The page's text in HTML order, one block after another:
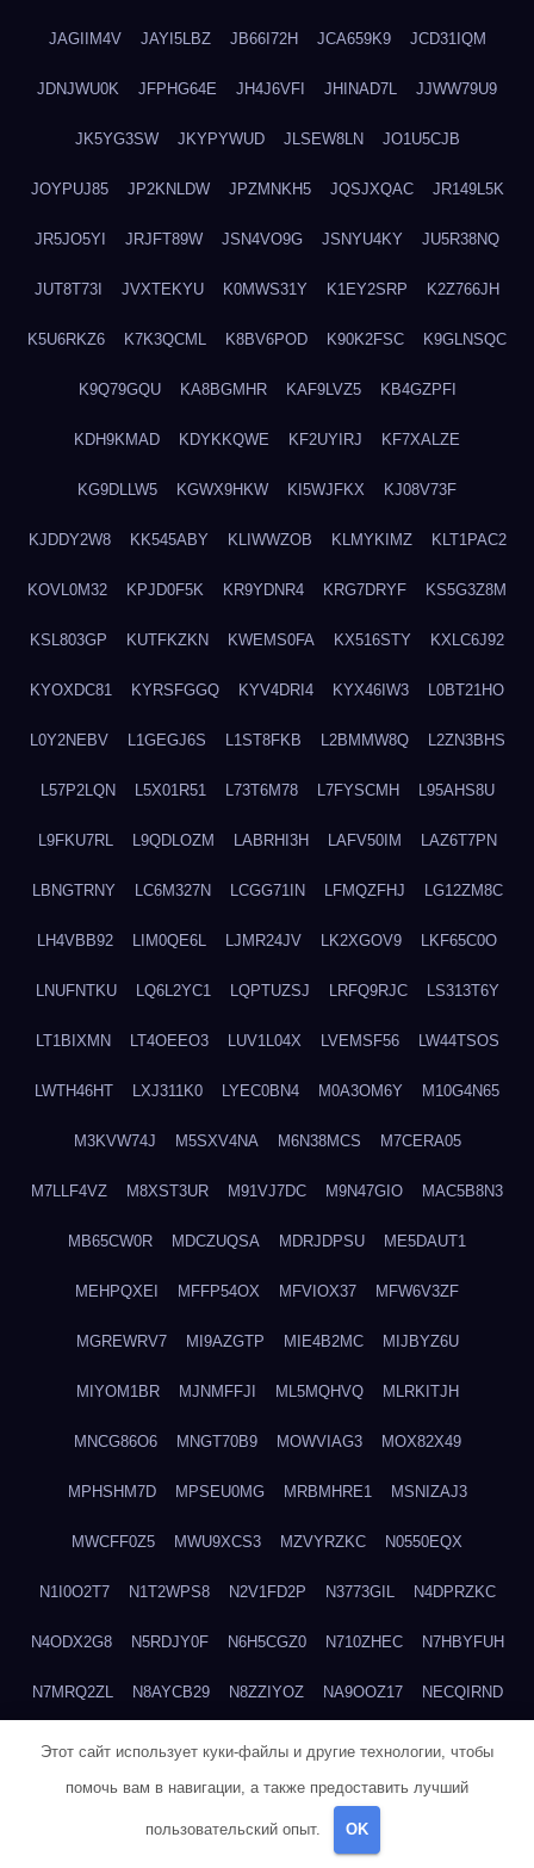
JAGIIM4V JAYI5LBZ JB66I72H JCA659K9 JCD31IQM
JDNJWU0K JFPHG64E JH4J6VFI JHINAD7L JJWW79U9
JK5YG3SW JKYPYWUD JLSEW8LN JO1U5CJB
JOYPUJ85 JP2KNLDW JPZMNKH5 JQSJXQAC JR149L5K
JR5JO5YI JRJFT89W JSN4VO9G JSNYU4KY JU5R38NQ
JUT8T73I JVXTEKYU K0MWS31Y K1EY2SRP K2Z766JH
K5U6RKZ6 K7K3QCML K8BV6POD K90K2FSC K9GLNSQC
K9Q79GQU KA8BGMHR KAF9LVZ5 KB4GZPFI
KDH9KMAD KDYKKQWE KF2UYIRJ KF7XALZE
KG9DLLW5 KGWX9HKW KI5WJFKX KJ08V73F
KJDDY2W8 KK545ABY KLIWWZOB KLMYKIMZ KLT1PAC2
KOVL0M32 KPJD0F5K KR9YDNR4 KRG7DRYF KS5G3Z8M
KSL803GP KUTFKZKN KWEMS0FA KX516STY KXLC6J92
KYOXDC81 KYRSFGGQ KYV4DRI4 KYX46IW3 L0BT21HO
L0Y2NEBV L1GEGJ6S L1ST8FKB L2BMMW8Q L2ZN3BHS
L57P2LQN L5X01R51 L73T6M78 L7FYSCMH L95AHS8U
L9FKU7RL L9QDLOZM LABRHI3H LAFV50IM LAZ6T7PN
LBNGTRNY LC6M327N LCGG71IN LFMQZFHJ LG12ZM8C
LH4VBB92 LIM0QE6L LJMR24JV LK2XGOV9 LKF65C0O
LNUFNTKU LQ6L2YC1 LQPTUZSJ LRFQ9RJC LS313T6Y
LT1BIXMN LT4OEEO3 LUV1L04X LVEMSF56 LW44TSOS
LWTH46HT LXJ311K0 LYEC0BN4 M0A3OM6Y M10G4N65
M3KVW74J M5SXV4NA M6N38MCS M7CERA05
M7LLF4VZ M8XST3UR M91VJ7DC M9N47GIO MAC5B8N3
MB65CW0R MDCZUQSA MDRJDPSU ME5DAUT1
MEHPQXEI MFFP54OX MFVIOX37 MFW6V3ZF
MGREWRV7 MI9AZGTP MIE4B2MC MIJBYZ6U
MIYOM1BR MJNMFFJI ML5MQHVQ MLRKITJH
MNCG86O6 MNGT70B9 MOWVIAG3 MOX82X49
MPHSHM7D MPSEU0MG MRBMHRE1 MSNIZAJ3
MWCFF0Z5 MWU9XCS3 MZVYRZKC N0550EQX
N1I0O2T7 N1T2WPS8 N2V1FD2P N3773GIL N4DPRZKC
N4ODX2G8 N5RDJY0F N6H5CGZ0 N710ZHEC N7HBYFUH
N7MRQ2ZL N8AYCB29 N8ZZIYOZ NA9OOZ17 NECQIRND
NEDYCU27 NH3H1RWC
NMUEOE6J NNB1FICK NNDTIZGX NPQ5L31M NQ0A2XA0
Этот сайт использует куки-файлы и другие технологии, чтобы
помочь вам в навигации, а также предоставить лучший
пользовательский опыт. OK